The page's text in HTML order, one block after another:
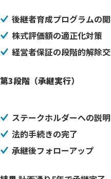
後継者育成プログラムの
株式評価額の適正化対策
経営者保証の段階的解除
第3段階（承継実行）
ステークホルダーへの説
法的手続きの完了
承継後フォローアップ